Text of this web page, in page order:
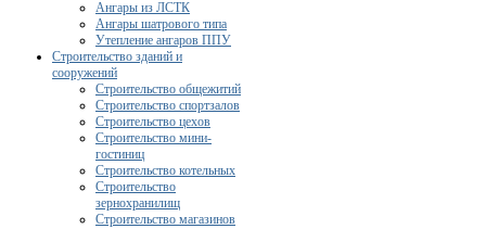
Ангары из ЛСТК
Ангары шатрового типа
Утепление ангаров ППУ
Строительство зданий и
сооружений
Строительство общежитий
Строительство спортзалов
Строительство цехов
Строительство мини-
гостиниц
Строительство котельных
Строительство
зернохранилищ
Строительство магазинов